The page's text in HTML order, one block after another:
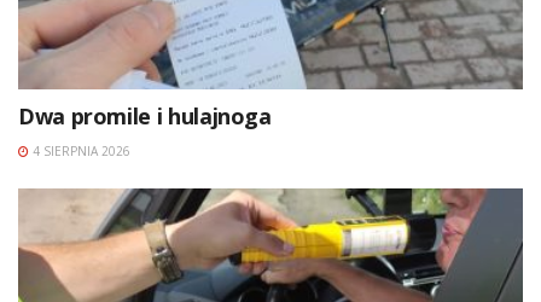
Dwa promile i hulajnoga
4 SIERPNIA 2026